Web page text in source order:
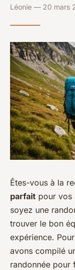
Léonie — 20 mars
Êtes-vous à la
parfait pour vos
soyez une
trouver le bon
expérience.
avons compilé
randonnée pour